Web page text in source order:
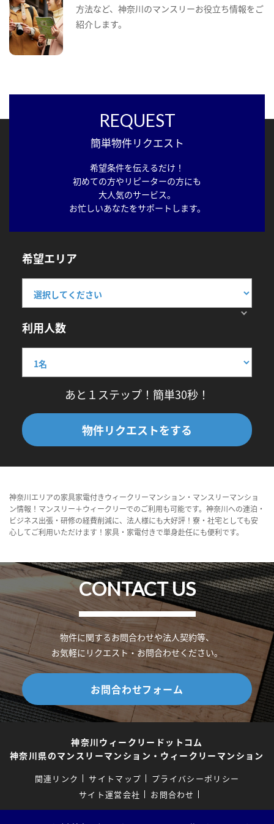
方法など、神奈川のマンスリーお役立ち情報をご
紹介します。
REQUEST
簡単物件リクエスト
希望条件を伝えるだけ！
初めての方やリピーターの方にも
大人気のサービス。
お忙しいあなたをサポートします。
希望エリア
利用人数
あと１ステップ！簡単30秒！
物件リクエストをする
神奈川エリアの家具家電付きウィークリーマンション・マンスリーマンショ
ン情報！マンスリー＋ウィークリーでのご利用も可能です。神奈川への連泊・
ビジネス出張・研修の経費削減に、法人様にも大好評！寮・社宅としても安
心してご利用いただけます！家具・家電付きで単身赴任にも便利です。
CONTACT US
物件に関するお問合わせや法人契約等、
お気軽にリクエスト・お問合わせください。
お問合わせフォーム
神奈川ウィークリードットコム
神奈川県のマンスリーマンション・ウィークリーマンション
関連リンク サイトマップ
プライバシーポリシー
サイト運営会社
お問合わせ